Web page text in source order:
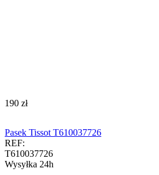
‍190‍ zł
Pasek Tissot T610037726
REF:
T610037726
Wysyłka 24h